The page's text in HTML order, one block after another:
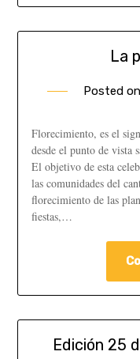
La
Posted on
Florecimiento, es el
desde el punto de vista
El objetivo de esta
las comunidades del
florecimiento de las
fiestas,…
Edición 25